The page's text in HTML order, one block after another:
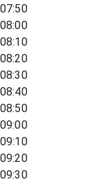
07:50
08:00
08:10
08:20
08:30
08:40
08:50
09:00
09:10
09:20
09:30